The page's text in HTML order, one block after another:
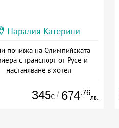
Паралия Катерини
почивка на Олимпийската
с транспорт от Русе и
настаняване в хотел
345€ / 674.76
лв.